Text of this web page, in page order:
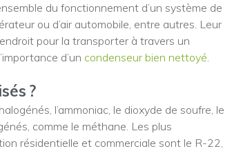
du fonctionnement d’un système de
ou d’air automobile, entre autres. Leur
pour la transporter à travers un
d’un condenseur bien nettoyé.
?
l’ammoniac, le dioxyde de soufre, le
comme le méthane. Les plus
résidentielle et commerciale sont le R-22,